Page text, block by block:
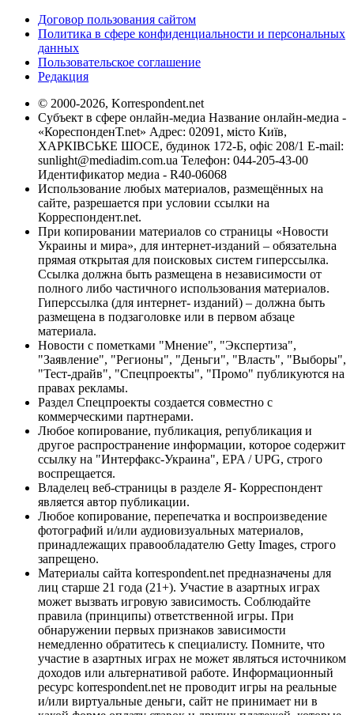
Договор пользования сайтом
Политика в сфере конфиденциальности и персональных
данных
Пользовательское соглашение
Редакция
© 2000-2026, Korrespondent.net
Субъект в сфере онлайн-медиа Название онлайн-медиа -
«КореспонденТ.net» Адрес: 02091, місто Київ,
ХАРКІВСЬКЕ ШОСЕ, будинок 172-Б, офіс 208/1 E-mail:
sunlight@mediadim.com.ua Телефон: 044-205-43-00
Идентификатор медиа - R40-06068
Использование любых материалов, размещённых на
сайте, разрешается при условии ссылки на
Корреспондент.net.
При копировании материалов со страницы «Новости
Украины и мира», для интернет-изданий – обязательна
прямая открытая для поисковых систем гиперссылка.
Ссылка должна быть размещена в независимости от
полного либо частичного использования материалов.
Гиперссылка (для интернет- изданий) – должна быть
размещена в подзаголовке или в первом абзаце
материала.
Новости с пометками "Мнение", "Экспертиза",
"Заявление", "Регионы", "Деньги", "Власть", "Выборы",
"Тест-драйв", "Спецпроекты", "Промо" публикуются на
правах рекламы.
Раздел Спецпроекты создается совместно с
коммерческими партнерами.
Любое копирование, публикация, републикация и
другое распространение информации, которое содержит
ссылку на "Интерфакс-Украина", EPA / UPG, строго
воспрещается.
Владелец веб-страницы в разделе Я- Корреспондент
является автор публикации.
Любое копирование, перепечатка и воспроизведение
фотографий и/или аудиовизуальных материалов,
принадлежащих правообладателю Getty Images, строго
запрещено.
Материалы сайта korrespondent.net предназначены для
лиц старше 21 года (21+). Участие в азартных играх
может вызвать игровую зависимость. Соблюдайте
правила (принципы) ответственной игры. При
обнаружении первых признаков зависимости
немедленно обратитесь к специалисту. Помните, что
участие в азартных играх не может являться источником
доходов или альтернативой работе. Информационный
ресурс korrespondent.net не проводит игры на реальные
и/или виртуальные деньги, сайт не принимает ни в